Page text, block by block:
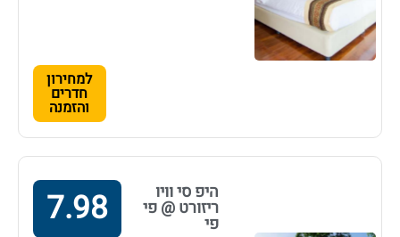
למחירון
חדרים
והזמנה
היפ סי וויו
ריזורט @ פי
פי 7.98